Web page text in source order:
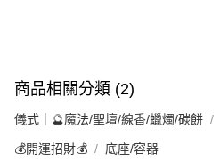
商品相關分類 (2)
儀式｜🔮魔法/聖壇/線香/蠟燭/碳餅
💰開運招財💰 底座/容器